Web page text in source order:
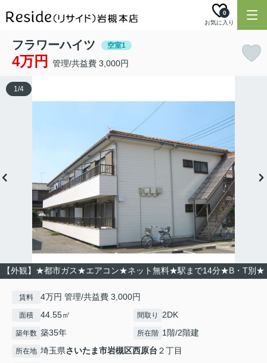
お気に入り
0
フラワーハイツ 空室1
4万円 管理/共益費 3,000円
【外観】★都市ガス★エアコン★ネット無料★駅まで14分★B・T別★
1/4
賃料 4万円 管理/共益費 3,000円
面積 44.55㎡ 間取り 2DK
築年数 築35年 所在階 1階/2階建
所在地 埼玉県さいたま市岩槻区西原台 ２丁目